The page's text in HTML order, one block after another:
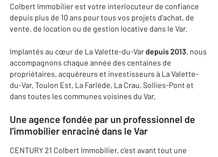
Colbert Immobilier est votre interlocuteur de confiance
depuis plus de 10 ans pour tous vos projets d'achat, de
vente, de location ou de gestion locative dans le Var.
Implantés au cœur de La Valette-du-Vardepuis 2013, nous
accompagnons chaque année des centaines de
propriétaires, acquéreurs et investisseurs à La Valette-
du-Var, Toulon Est, La Farlède, La Crau, Sollies-Pont et
dans toutes les communes voisines du Var.
Une agence fondée par un professionnel de
l'immobilier enraciné dans le Var
CENTURY 21 Colbert Immobilier, c'est avant tout une